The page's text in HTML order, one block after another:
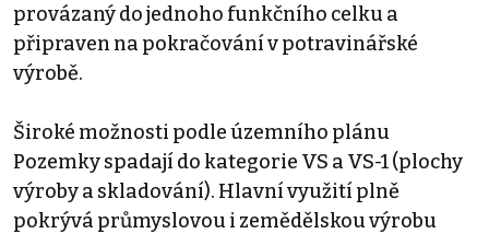
provázaný do jednoho funkčního celku a
připraven na pokračování v potravinářské
výrobě.
Široké možnosti podle územního plánu
Pozemky spadají do kategorie VS a VS-1 (plochy
výroby a skladování). Hlavní využití plně
pokrývá průmyslovou i zemědělskou výrobu